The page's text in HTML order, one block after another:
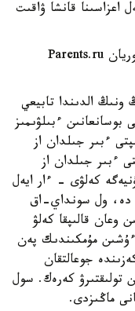
اعزاسىنا قانشا ۋاقىت
بۇل سۇراقتارعا گينەكولوگ سيۋزاننا گريگوريان Parents.ru
ونىڭ الدىندا تابيعي
بوسانعانىن ءبىلۋىمىز
ءبىر جىلدان از
ءبىر جىلدان از
كەلۋى - ءار ايەل
دە، ول سونداي-اق
قالىپقا كەلۋ
ءۇشىن مۇمكىندىك پەن
جوعالتقان
تولىقتىرۋ كەرەك. سول